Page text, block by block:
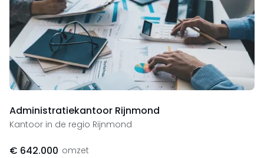
Administratiekantoor Rijnmond
Kantoor in de regio Rijnmond
€ 642.000 omzet